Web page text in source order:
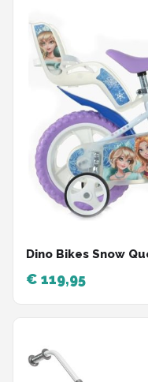
Dino Bikes Snow
€ 119,95